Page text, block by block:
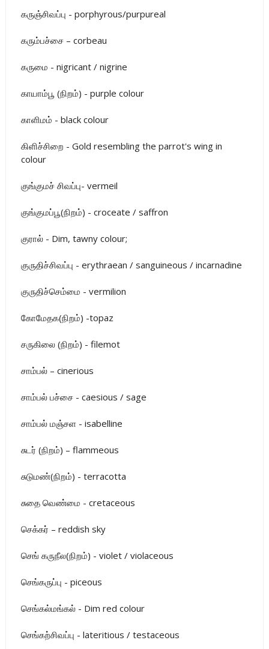
கருஞ்சிவப்பு - porphyrous/purpureal
கரும்பச்சை – corbeau
கருமை - nigricant / nigrine
காயாம்பூ (நிறம்) - purple colour
காளிமம் - black colour
கிளிச்சிறை - Gold resembling the parrot's wing in
colour
குங்குமச் சிவப்பு- vermeil
குங்குமப்பூ(நிறம்) - croceate / saffron
குரால் - Dim, tawny colour;
குருதிச்சிவப்பு - erythraean / sanguineous / incarnadine
குருதிச்செம்மை - vermilion
கோமேதக(நிறம்) -topaz
சருகிலை (நிறம்) - filemot
சாம்பல் – cinerious
சாம்பல் பச்சை - caesious / sage
சாம்பல் மஞ்சள - isabelline
சுடர் (நிறம்) – flammeous
சுடுமண்(நிறம்) - terracotta
சுதை வெண்மை - cretaceous
செக்கர் – reddish sky
செங் கருநீல(நிறம்) - violet / violaceous
செங்கருப்பு - piceous
செங்கல்மங்கல் - Dim red colour
செங்கற்சிவப்பு - lateritious / testaceous